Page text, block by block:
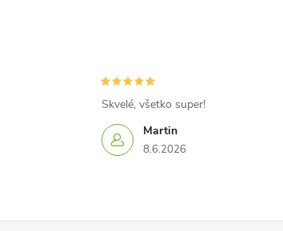
Martin
8.6.2026
Skvelé, všetko super!